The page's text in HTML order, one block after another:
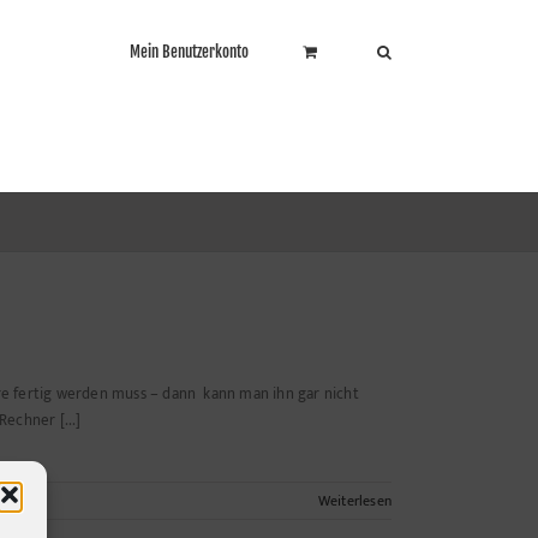
Mein Benutzerkonto
fertig werden muss – dann kann man ihn gar nicht
[...]
Weiterlesen